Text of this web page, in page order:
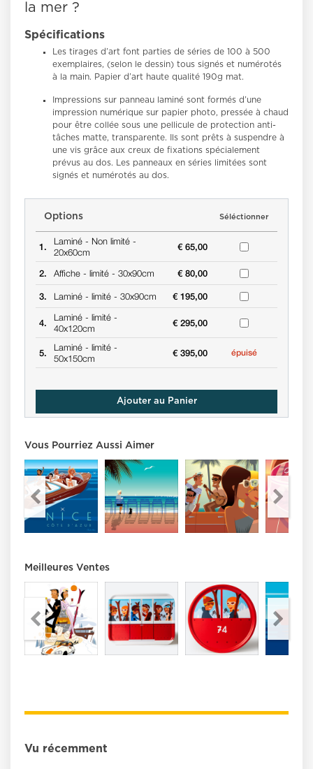
la mer ?
Spécifications
Les tirages d’art font parties de séries de 100 à 500
exemplaires, (selon le dessin) tous signés et numérotés
à la main. Papier d’art haute qualité 190g mat.
Impressions sur panneau laminé sont formés d’une
impression numérique sur papier photo, pressée à chaud
pour être collée sous une pellicule de protection anti-
tâches matte, transparente. Ils sont prêts à suspendre à
une vis grâce aux creux de fixations spécialement
prévus au dos. Les panneaux en séries limitées sont
signés et numérotés au dos.
Options Séléctionner
1. Laminé - Non limité -
20x60cm
€ 65,00
2. Affiche - limité - 30x90cm € 80,00
3. Laminé - limité - 30x90cm € 195,00
4. Laminé - limité -
40x120cm
€ 295,00
5. Laminé - limité -
50x150cm
€ 395,00 épuisé
Ajouter au Panier
Vous Pourriez Aussi Aimer
Meilleures Ventes
Vu récemment